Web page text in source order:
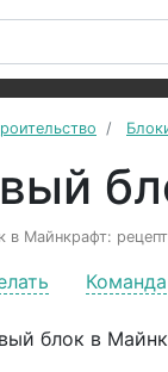
в Майнкрафт:
Команда